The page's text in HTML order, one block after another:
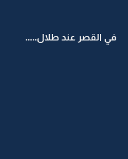
في القصر عند طلال.....